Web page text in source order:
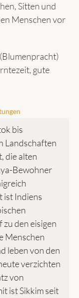
Sitten und
Menschen vor
gute
bis
Landschaften
die alten
Bewohner
ist Indiens
den eisigen
Menschen
leben von den
verzichten
von
ist Sikkim seit